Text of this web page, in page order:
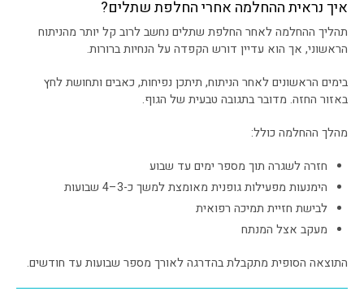
איך נראית ההחלמה אחרי החלפת שתלים?
תהליך ההחלמה לאחר החלפת שתלים נחשב לרוב קל יותר מהניתוח
הראשוני, אך הוא עדיין דורש הקפדה על הנחיות ברורות.
בימים הראשונים לאחר הניתוח, תיתכן נפיחות, כאבים ותחושת לחץ
באזור החזה. מדובר בתגובה טבעית של הגוף.
מהלך ההחלמה כולל:
חזרה לשגרה תוך מספר ימים עד שבוע
הימנעות מפעילות גופנית מאומצת למשך כ-3–4 שבועות
לבישת חזיית תמיכה רפואית
מעקב אצל המנתח
התוצאה הסופית מתקבלת בהדרגה לאורך מספר שבועות עד חודשים.